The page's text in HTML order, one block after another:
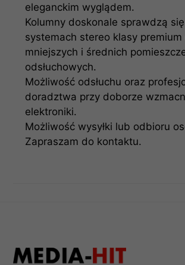
eleganckim wyglądem.
Kolumny doskonale sprawdzą
systemach stereo klasy premium
mniejszych i średnich
odsłuchowych.
Możliwość odsłuchu oraz
doradztwa przy doborze
elektroniki.
Możliwość wysyłki lub odbioru
Zapraszam do kontaktu.